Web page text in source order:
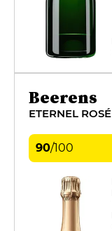
Beerens
ETERNEL ROSÉ
90/100